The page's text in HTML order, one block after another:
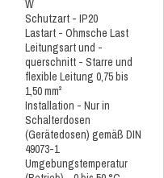
W
Schutzart - IP20
Lastart - Ohmsche Last
Leitungsart und -
querschnitt - Starre und
flexible Leitung 0,75 bis
1,50 mm²
Installation - Nur in
Schalterdosen
(Gerätedosen) gemäß DIN
49073-1
Umgebungstemperatur